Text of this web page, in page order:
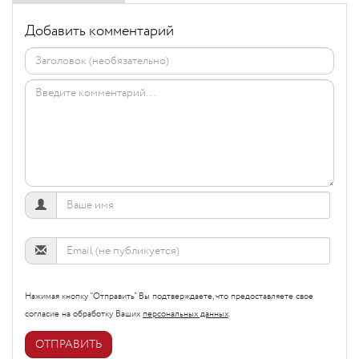
Добавить комментарий
Нажимая кнопку "Отправить" Вы подтверждаете, что предоставляете свое
согласие на обработку Вашихперсональных данных.
ОТПРАВИТЬ